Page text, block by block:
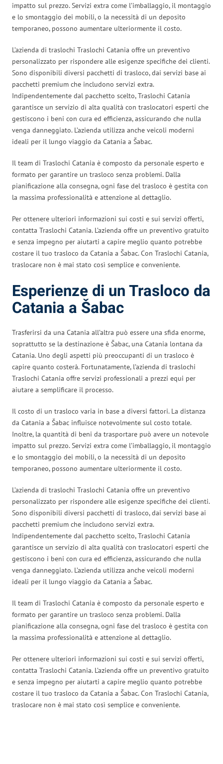
impatto sul prezzo. Servizi extra come l’imballaggio, il montaggio
e lo smontaggio dei mobili, o la necessità di un deposito
temporaneo, possono aumentare ulteriormente il costo.
L’azienda di traslochi Traslochi Catania offre un preventivo
personalizzato per rispondere alle esigenze specifiche dei clienti.
Sono disponibili diversi pacchetti di trasloco, dai servizi base ai
pacchetti premium che includono servizi extra.
Indipendentemente dal pacchetto scelto, Traslochi Catania
garantisce un servizio di alta qualità con traslocatori esperti che
gestiscono i beni con cura ed efficienza, assicurando che nulla
venga danneggiato. L’azienda utilizza anche veicoli moderni
ideali per il lungo viaggio da Catania a Šabac.
Il team di Traslochi Catania è composto da personale esperto e
formato per garantire un trasloco senza problemi. Dalla
pianificazione alla consegna, ogni fase del trasloco è gestita con
la massima professionalità e attenzione al dettaglio.
Per ottenere ulteriori informazioni sui costi e sui servizi offerti,
contatta Traslochi Catania. L’azienda offre un preventivo gratuito
e senza impegno per aiutarti a capire meglio quanto potrebbe
costare il tuo trasloco da Catania a Šabac. Con Traslochi Catania,
traslocare non è mai stato così semplice e conveniente.
Esperienze di un Trasloco da
Catania a Šabac
Trasferirsi da una Catania all’altra può essere una sfida enorme,
soprattutto se la destinazione è Šabac, una Catania lontana da
Catania. Uno degli aspetti più preoccupanti di un trasloco è
capire quanto costerà. Fortunatamente, l’azienda di traslochi
Traslochi Catania offre servizi professionali a prezzi equi per
aiutare a semplificare il processo.
Il costo di un trasloco varia in base a diversi fattori. La distanza
da Catania a Šabac influisce notevolmente sul costo totale.
Inoltre, la quantità di beni da trasportare può avere un notevole
impatto sul prezzo. Servizi extra come l’imballaggio, il montaggio
e lo smontaggio dei mobili, o la necessità di un deposito
temporaneo, possono aumentare ulteriormente il costo.
L’azienda di traslochi Traslochi Catania offre un preventivo
personalizzato per rispondere alle esigenze specifiche dei clienti.
Sono disponibili diversi pacchetti di trasloco, dai servizi base ai
pacchetti premium che includono servizi extra.
Indipendentemente dal pacchetto scelto, Traslochi Catania
garantisce un servizio di alta qualità con traslocatori esperti che
gestiscono i beni con cura ed efficienza, assicurando che nulla
venga danneggiato. L’azienda utilizza anche veicoli moderni
ideali per il lungo viaggio da Catania a Šabac.
Il team di Traslochi Catania è composto da personale esperto e
formato per garantire un trasloco senza problemi. Dalla
pianificazione alla consegna, ogni fase del trasloco è gestita con
la massima professionalità e attenzione al dettaglio.
Per ottenere ulteriori informazioni sui costi e sui servizi offerti,
contatta Traslochi Catania. L’azienda offre un preventivo gratuito
e senza impegno per aiutarti a capire meglio quanto potrebbe
costare il tuo trasloco da Catania a Šabac. Con Traslochi Catania,
traslocare non è mai stato così semplice e conveniente.